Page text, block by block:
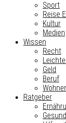
Sport
Reise
Kultur
Medien
Wissen
Recht
Geld
Beruf
Ratgeber